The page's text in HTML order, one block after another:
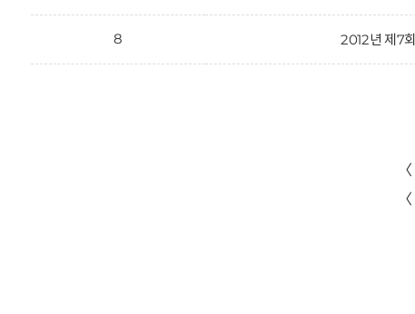
8 2012년 제7회
〈
〈